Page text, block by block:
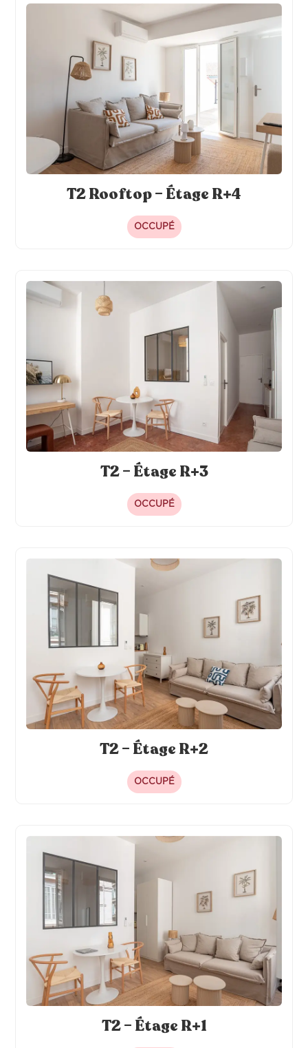
T2 Rooftop – Étage R+4
OCCUPÉ
T2 – Étage R+3
OCCUPÉ
T2 – Étage R+2
OCCUPÉ
T2 – Étage R+1